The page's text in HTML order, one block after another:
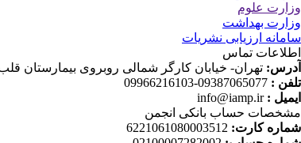
وزارت علوم
وزارت بهداشت
سامانه ارزیابی نشریات
اطلاعات تماس
آدرس: تهران- خیابان کارگر شمالی روبروی بیمارستان قلب
تلفن : 09387065077-09966216103
ایمیل :info@iamp.ir
مشخصات حساب بانکی انجمن
شماره کارت: 6221061080003512